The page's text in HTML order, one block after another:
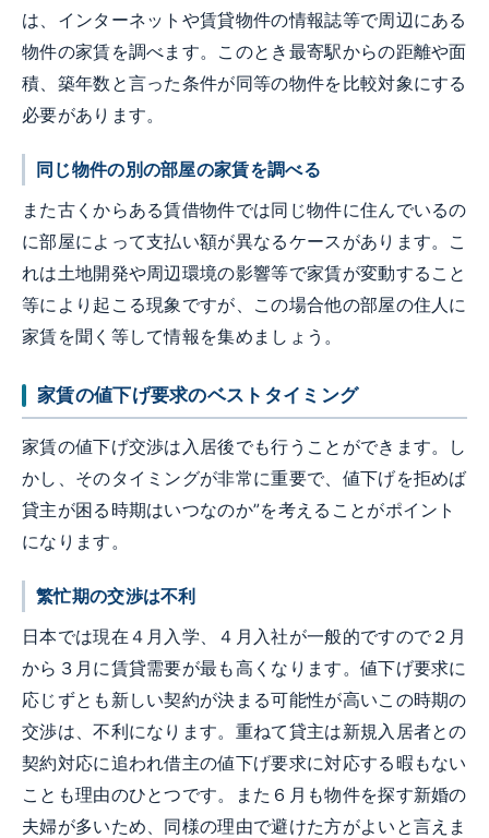
は、インターネットや賃貸物件の情報誌等で周辺にある
物件の家賃を調べます。このとき最寄駅からの距離や面
積、築年数と言った条件が同等の物件を比較対象にする
必要があります。
同じ物件の別の部屋の家賃を調べる
また古くからある賃借物件では同じ物件に住んでいるの
に部屋によって支払い額が異なるケースがあります。こ
れは土地開発や周辺環境の影響等で家賃が変動すること
等により起こる現象ですが、この場合他の部屋の住人に
家賃を聞く等して情報を集めましょう。
家賃の値下げ要求のベストタイミング
家賃の値下げ交渉は入居後でも行うことができます。し
かし、そのタイミングが非常に重要で、値下げを拒めば
貸主が困る時期はいつなのか”を考えることがポイント
になります。
繁忙期の交渉は不利
日本では現在４月入学、４月入社が一般的ですので２月
から３月に賃貸需要が最も高くなります。値下げ要求に
応じずとも新しい契約が決まる可能性が高いこの時期の
交渉は、不利になります。重ねて貸主は新規入居者との
契約対応に追われ借主の値下げ要求に対応する暇もない
ことも理由のひとつです。また６月も物件を探す新婚の
夫婦が多いため、同様の理由で避けた方がよいと言えま